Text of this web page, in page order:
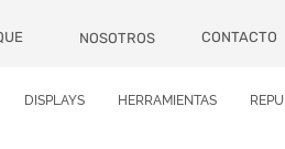
NOSOTROS CONTACTO
DISPLAYS HERRAMIENTAS